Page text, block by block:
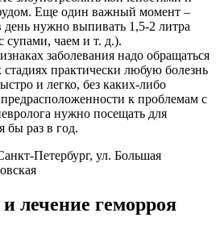
Еще один важный момент –
нужно выпивать 1,5-2 литра
супами, чаем и т. д.).
заболевания надо обращаться
практически любую болезнь
и легко, без каких-либо
к проблемам с
нужно посещать для
бы раз в год.
Петербург, ул. Большая
лечение геморроя